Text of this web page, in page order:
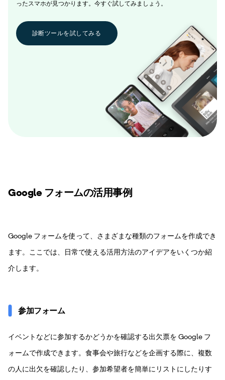
ったスマホが見つかります。今すぐ試してみましょう。
診断ツールを試してみる
Google フォームの活用事例
Google フォームを使って、さまざまな種類のフォームを作成でき
ます。ここでは、日常で使える活用方法のアイデアをいくつか紹
介します。
参加フォーム
イベントなどに参加するかどうかを確認する出欠票を Google フ
ォームで作成できます。食事会や旅行などを企画する際に、複数
の人に出欠を確認したり、参加希望者を簡単にリストにしたりす